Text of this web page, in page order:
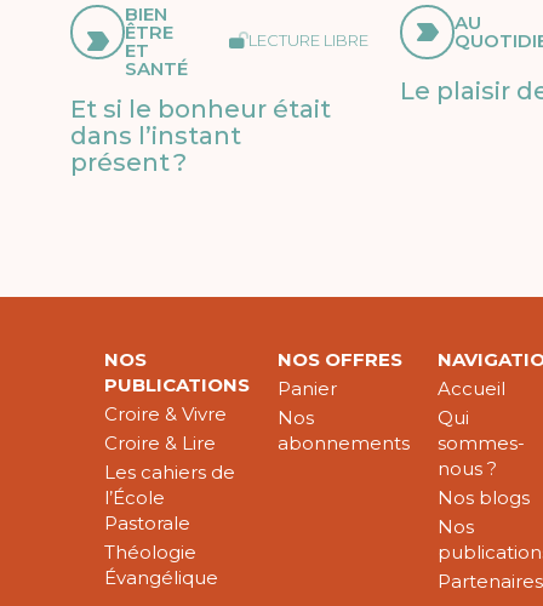
BIEN
ÊTRE
ET
SANTÉ
LECTURE LIBRE
Et si le bonheur était
dans l’instant
présent ?
AU
Le plaisir
NOS
PUBLICATIONS
Croire & Vivre
Croire & Lire
Les cahiers de
l’École
Pastorale
Théologie
Évangélique
NOS OFFRES
Panier
Nos
abonnements
Accueil
Qui
sommes-
nous ?
Nos blogs
Nos
Partenaires